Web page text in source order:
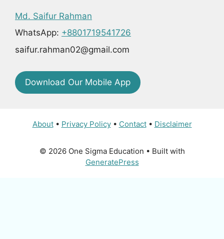
Md. Saifur Rahman
WhatsApp: +8801719541726
saifur.rahman02@gmail.com
Download Our Mobile App
About• Privacy Policy• Contact• Disclaimer
© 2026 One Sigma Education • Built with
GeneratePress